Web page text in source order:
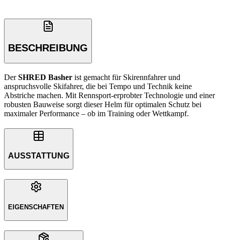
BESCHREIBUNG
DerSHRED Basher ist gemacht für Skirennfahrer und
anspruchsvolle Skifahrer, die bei Tempo und Technik keine
Abstriche machen. Mit Rennsport-erprobter Technologie und einer
robusten Bauweise sorgt dieser Helm für optimalen Schutz bei
maximaler Performance – ob im Training oder Wettkampf.
AUSSTATTUNG
EIGENSCHAFTEN